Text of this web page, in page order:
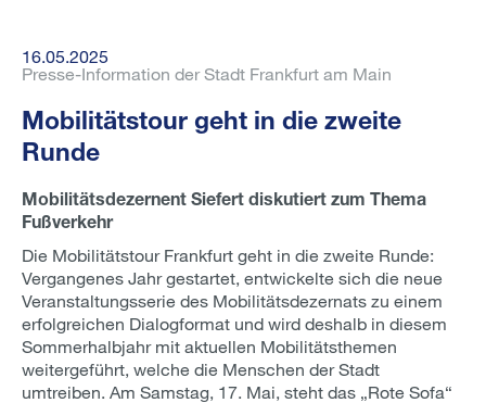
16.05.2025
Presse-Information der Stadt Frankfurt am Main
Mobilitätstour geht in die zweite
Runde
Mobilitätsdezernent Siefert diskutiert zum Thema
Fußverkehr
Die Mobilitätstour Frankfurt geht in die zweite Runde:
Vergangenes Jahr gestartet, entwickelte sich die neue
Veranstaltungsserie des Mobilitätsdezernats zu einem
erfolgreichen Dialogformat und wird deshalb in diesem
Sommerhalbjahr mit aktuellen Mobilitätsthemen
weitergeführt, welche die Menschen der Stadt
umtreiben. Am Samstag, 17. Mai, steht das „Rote Sofa“